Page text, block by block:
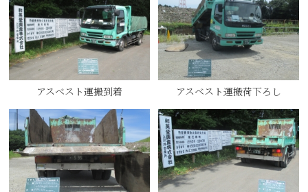
アスベスト運搬到着 アスベスト運搬荷下ろし